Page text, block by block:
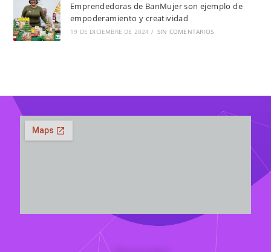
Emprendedoras de BanMujer son ejemplo de
empoderamiento y creatividad
19 DE DICIEMBRE DE 2024 / SIN COMENTARIOS